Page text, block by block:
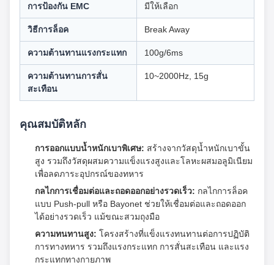
การป้องกัน EMC มีให้เลือก
วิธีการล็อค Break Away
ความต้านทานแรงกระแทก 100g/6ms
ความต้านทานการสั่น
สะเทือน
10~2000Hz, 15g
คุณสมบัติหลัก
การออกแบบน้ำหนักเบาพิเศษ: สร้างจากวัสดุน้ำหนักเบาขั้น
สูง รวมถึงวัสดุผสมความแข็งแรงสูงและโลหะผสมอลูมิเนียม
เพื่อลดภาระอุปกรณ์ของทหาร
กลไกการเชื่อมต่อและถอดออกอย่างรวดเร็ว: กลไกการล็อค
แบบ Push-pull หรือ Bayonet ช่วยให้เชื่อมต่อและถอดออก
ได้อย่างรวดเร็ว แม้ขณะสวมถุงมือ
ความทนทานสูง: โครงสร้างที่แข็งแรงทนทานต่อการปฏิบัติ
การทางทหาร รวมถึงแรงกระแทก การสั่นสะเทือน และแรง
กระแทกทางกายภาพ